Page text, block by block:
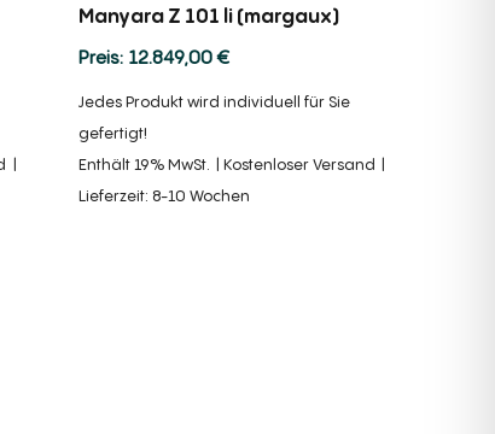
Manyara Z 101 li (margaux)
12.849,00€
Jedes Produkt wird individuell für Sie
gefertigt!
Enthält 19% MwSt.
Kostenloser Versand
Lieferzeit: 8-10 Wochen